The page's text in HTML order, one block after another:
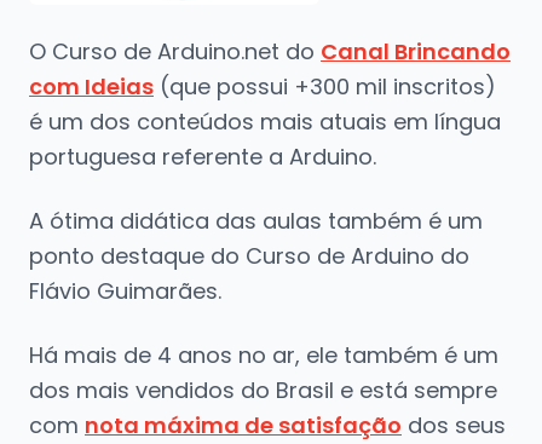
O Curso de Arduino.net do Canal Brincando
com Ideias (que possui +300 mil inscritos)
é um dos conteúdos mais atuais em língua
portuguesa referente a Arduino.
A ótima didática das aulas também é um
ponto destaque do Curso de Arduino do
Flávio Guimarães.
Há mais de 4 anos no ar, ele também é um
dos mais vendidos do Brasil e está sempre
com nota máxima de satisfação dos seus